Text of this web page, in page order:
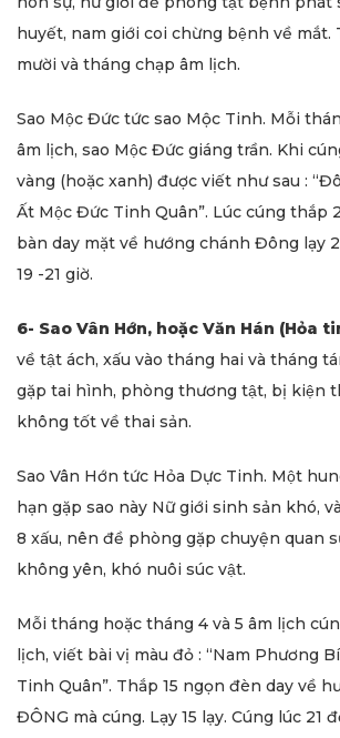
huyết, nam giới coi chừng bệnh về mắt.
mười và tháng chạp âm lịch.
Sao Mộc Đức tức sao Mộc Tinh. Mỗi
âm lịch, sao Mộc Đức giáng trần. Khi
vàng (hoặc xanh) được viết như sau :
Ất Mộc Đức Tinh Quân”. Lúc cúng thắp
bàn day mặt về hướng chánh Đông lạy
19 -21 giờ.
6- Sao Vân Hớn, hoặc Văn Hán (Hỏa
về tật ách, xấu vào tháng hai và tháng
gặp tai hình, phòng thương tật, bị kiện
không tốt về thai sản.
Sao Vân Hớn tức Hỏa Dực Tinh. Một
hạn gặp sao này Nữ giới sinh sản khó,
8 xấu, nên đề phòng gặp chuyện quan
không yên, khó nuôi súc vật.
Mỗi tháng hoặc tháng 4 và 5 âm lịch
lịch, viết bài vị màu đỏ : “Nam Phương
Tinh Quân”. Thắp 15 ngọn đèn day về
ĐÔNG mà cúng. Lạy 15 lạy. Cúng lúc 21